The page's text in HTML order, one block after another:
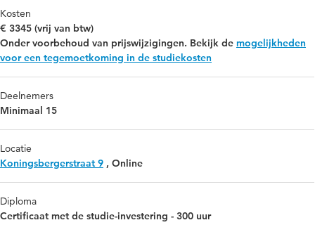
Kosten
€ 3345 (vrij van btw)
Onder voorbehoud van prijswijzigingen. Bekijk de mogelijkheden
voor een tegemoetkoming in de studiekosten
Deelnemers
Minimaal 15
Locatie
Koningsbergerstraat 9 , Online
Diploma
Certificaat met de studie-investering - 300 uur